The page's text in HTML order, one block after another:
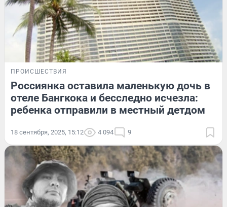
ПРОИСШЕСТВИЯ
Россиянка оставила маленькую дочь в
отеле Бангкока и бесследно исчезла:
ребенка отправили в местный детдом
18 сентября, 2025, 15:12 4 094 9